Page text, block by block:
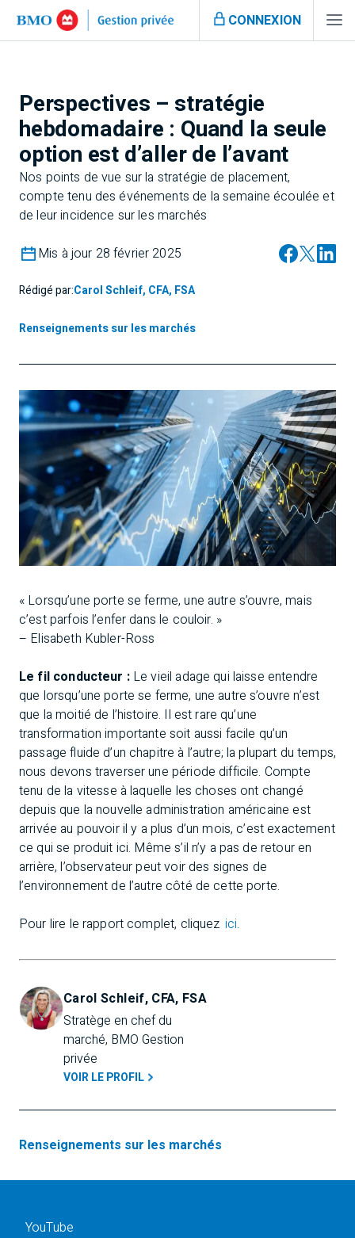
CONNEXION
Perspectives – stratégie
hebdomadaire : Quand la seule
option est d’aller de l’avant
Nos points de vue sur la stratégie de placement,
compte tenu des événements de la semaine écoulée et
de leur incidence sur les marchés
Mis à jour 28 février 2025
Rédigé par:Carol Schleif, CFA, FSA
Renseignements sur les marchés
« Lorsqu’une porte se ferme, une autre s’ouvre, mais
c’est parfois l’enfer dans le couloir. »
– Elisabeth Kubler-Ross
Le fil conducteur :Le vieil adage qui laisse entendre
que lorsqu’une porte se ferme, une autre s’ouvre n’est
que la moitié de l’histoire. Il est rare qu’une
transformation importante soit aussi facile qu’un
passage fluide d’un chapitre à l’autre; la plupart du temps,
nous devons traverser une période difficile. Compte
tenu de la vitesse à laquelle les choses ont changé
depuis que la nouvelle administration américaine est
arrivée au pouvoir il y a plus d’un mois, c’est exactement
ce qui se produit ici. Même s’il n’y a pas de retour en
arrière, l’observateur peut voir des signes de
l’environnement de l’autre côté de cette porte.
Pour lire le rapport complet, cliquez ici.
Carol Schleif, CFA, FSA
Stratège en chef du
marché, BMO Gestion
privée
VOIR LE PROFIL
Renseignements sur les marchés
YouTube